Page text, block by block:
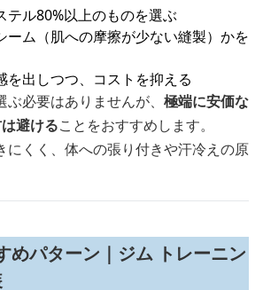
テル80%以上のものを選ぶ
ーム（肌への摩擦が少ない縫製）かを
を出しつつ、コストを抑える
必要はありませんが、 極端に安価な
避けることをおすすめします。
にくく、体への張り付きや汗冷えの原
めパターン｜ジム トレーニン